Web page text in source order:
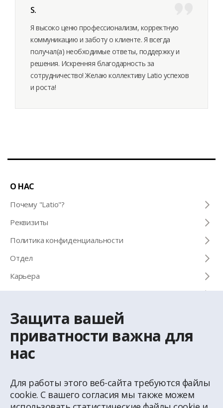
Защита вашей
приватности важна для
нас
Для работы этого веб-сайта требуются файлы
cookie. С вашего согласия мы также можем
S.
Я высоко ценю профессионализм, корректную
коммуникацию и заботу о клиенте. Я всегда
получал(а) необходимые ответы, поддержку и
решения. Искренняя благодарность за
сотрудничество! Желаю коллективу Latio успехов
и роста!
О НАС
Почему "Latio"?
Pеквизиты
Политика конфиденциальности
Отдел
Карьера
Черно-белый календарь
Снимать или покупать
КОНТАКТЫ
+371 67 032 300
Эл. почта